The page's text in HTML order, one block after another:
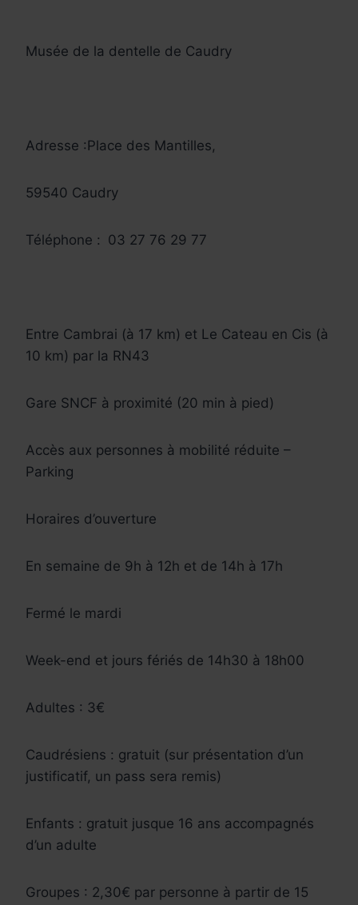
Musée de la dentelle de Caudry
Adresse :Place des Mantilles,
59540 Caudry
Téléphone : 03 27 76 29 77
Entre Cambrai (à 17 km) et Le Cateau en Cis (à
10 km) par la RN43
Gare SNCF à proximité (20 min à pied)
Accès aux personnes à mobilité réduite –
Parking
Horaires d’ouverture
En semaine de 9h à 12h et de 14h à 17h
Fermé le mardi
Week-end et jours fériés de 14h30 à 18h00
Adultes : 3€
Caudrésiens : gratuit (sur présentation d’un
justificatif, un pass sera remis)
Enfants : gratuit jusque 16 ans accompagnés
d’un adulte
Groupes : 2,30€ par personne à partir de 15